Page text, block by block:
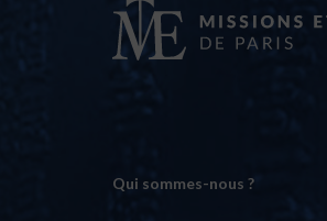
Qui sommes-nous ?